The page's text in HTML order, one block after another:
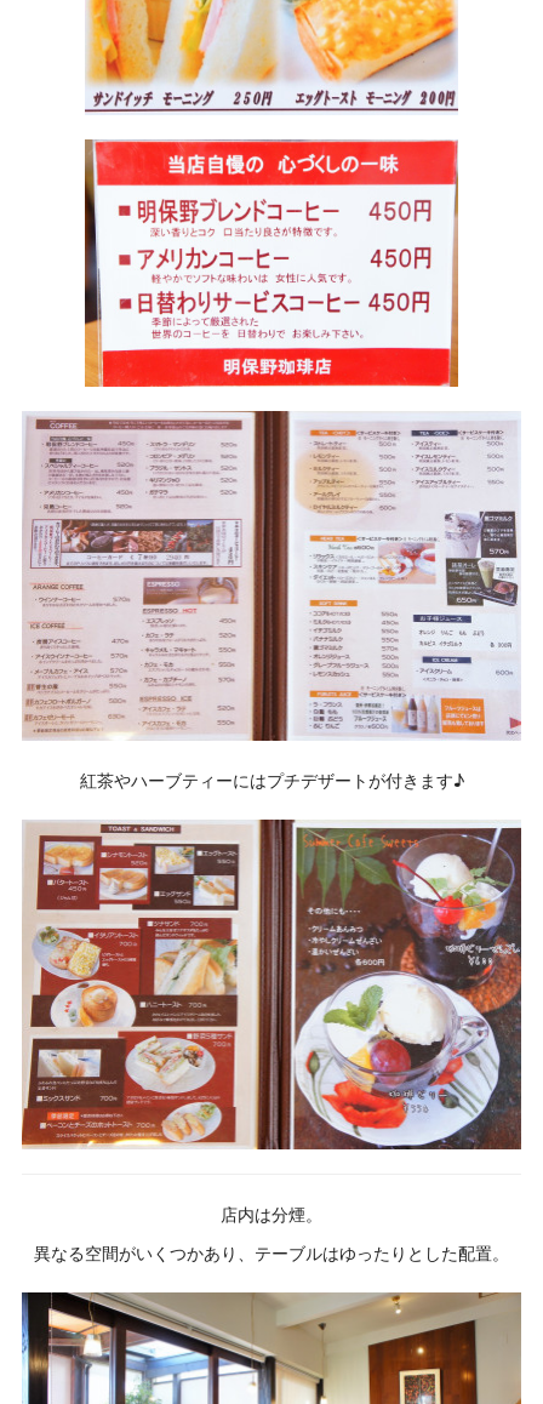
紅茶やハーブティーにはプチデザートが付きます♪
店内は分煙。
異なる空間がいくつかあり、テーブルはゆったりとした配置。